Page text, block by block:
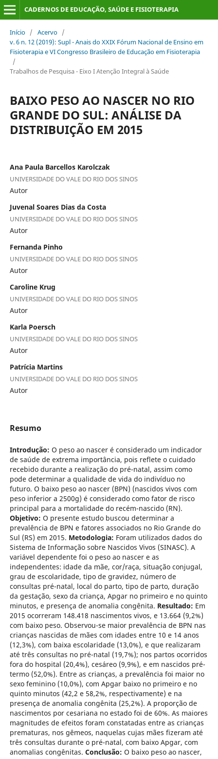
CADERNOS DE EDUCAÇÃO, SAÚDE E FISIOTERAPIA
Início / Acervo /
v. 6 n. 12 (2019): Supl - Anais do XXIX Fórum Nacional de Ensino em
Fisioterapia e VI Congresso Brasileiro de Educação em Fisioterapia
/
Trabalhos de Pesquisa - Eixo I Atenção Integral à Saúde
BAIXO PESO AO NASCER NO RIO
GRANDE DO SUL: ANÁLISE DA
DISTRIBUIÇÃO EM 2015
Ana Paula Barcellos Karolczak
UNIVERSIDADE DO VALE DO RIO DOS SINOS
Autor
Juvenal Soares Dias da Costa
UNIVERSIDADE DO VALE DO RIO DOS SINOS
Autor
Fernanda Pinho
UNIVERSIDADE DO VALE DO RIO DOS SINOS
Autor
Caroline Krug
UNIVERSIDADE DO VALE DO RIO DOS SINOS
Autor
Karla Poersch
UNIVERSIDADE DO VALE DO RIO DOS SINOS
Autor
Patrícia Martins
UNIVERSIDADE DO VALE DO RIO DOS SINOS
Autor
Resumo
Introdução: O peso ao nascer é considerado um indicador
de saúde de extrema importância, pois reflete o cuidado
recebido durante a realização do pré-natal, assim como
pode determinar a qualidade de vida do indivíduo no
futuro. O baixo peso ao nascer (BPN) (nascidos vivos com
peso inferior a 2500g) é considerado como fator de risco
principal para a mortalidade do recém-nascido (RN).
Objetivo: O presente estudo buscou determinar a
prevalência de BPN e fatores associados no Rio Grande do
Sul (RS) em 2015. Metodologia: Foram utilizados dados do
Sistema de Informação sobre Nascidos Vivos (SINASC). A
variável dependente foi o peso ao nascer e as
independentes: idade da mãe, cor/raça, situação conjugal,
grau de escolaridade, tipo de gravidez, número de
consultas pré-natal, local do parto, tipo de parto, duração
da gestação, sexo da criança, Apgar no primeiro e no quinto
minutos, e presença de anomalia congênita. Resultado: Em
2015 ocorreram 148.418 nascimentos vivos, e 13.664 (9,2%)
com baixo peso. Observou-se maior prevalência de BPN nas
crianças nascidas de mães com idades entre 10 e 14 anos
(12,3%), com baixa escolaridade (13,0%), e que realizaram
até três consultas no pré-natal (19,7%); nos partos ocorridos
fora do hospital (20,4%), cesáreo (9,9%), e em nascidos pré-
termo (52,0%). Entre as crianças, a prevalência foi maior no
sexo feminino (10,0%), com Apgar baixo no primeiro e no
quinto minutos (42,2 e 58,2%, respectivamente) e na
presença de anomalia congênita (25,2%). A proporção de
nascimentos por cesariana no estado foi de 60%. As maiores
magnitudes de efeitos foram constatadas entre as crianças
prematuras, nos gêmeos, naquelas cujas mães fizeram até
três consultas durante o pré-natal, com baixo Apgar, com
anomalias congênitas. Conclusão: O baixo peso ao nascer,